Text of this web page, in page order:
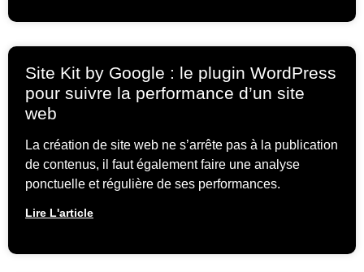
Site Kit by Google : le plugin WordPress
pour suivre la performance d’un site
web
La création de site web ne s’arrête pas à la publication
de contenus, il faut également faire une analyse
ponctuelle et régulière de ses performances.
Lire L'article